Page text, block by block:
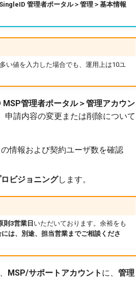
SingleID 管理者ポータル＞管理＞基本情報
い値を入力した場合でも、運用上は10ユ
MSP管理者ポータル＞管理アカウン
申請内容の変更または削除について
情報および契約ユーザ数を確認
ビジョニングします。
則3営業日 いただいております。余裕をも
は、別途、担当営業までご相談くださ
MSP/サポートアカウント に、 管理